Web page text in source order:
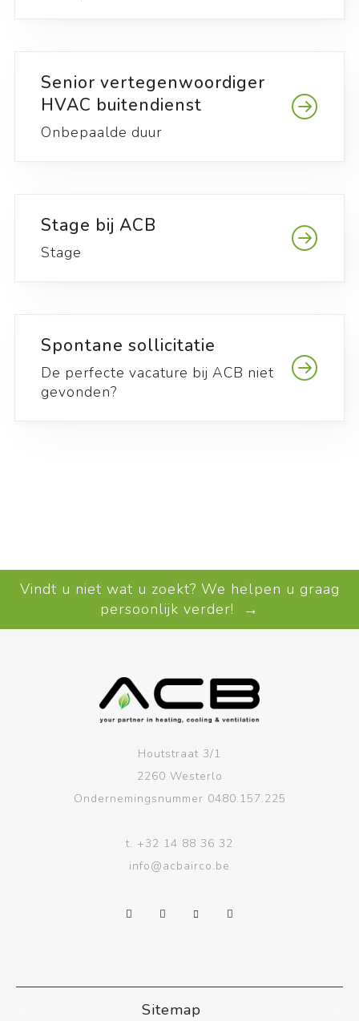
Senior vertegenwoordiger
HVAC buitendienst
Onbepaalde duur
Stage bij ACB
Stage
Spontane sollicitatie
De perfecte vacature bij ACB niet
gevonden?
Vindt u niet wat u zoekt? We helpen u graag
persoonlijk verder! →
Houtstraat 3/1
2260 Westerlo
Ondernemingsnummer 0480.157.225
t. +32 14 88 36 32
info@acbairco.be
Sitemap